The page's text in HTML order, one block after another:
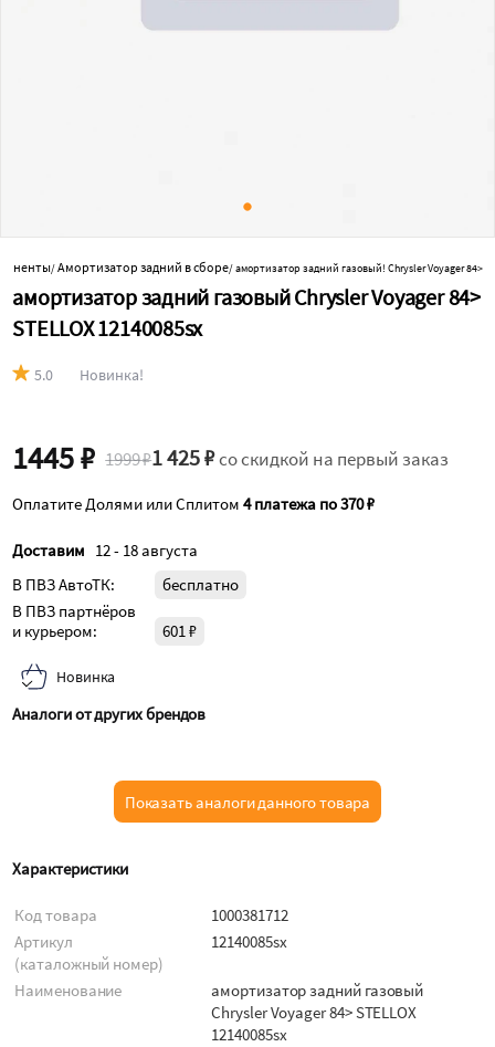
/Амортизатор задний в сборе/амортизатор задний газовый! Chrysler Voyager 84>
амортизатор задний газовый Chrysler Voyager 84>
STELLOX 12140085sx
5.0 Новинка!
1445 ₽ 1999 ₽1 425 ₽со скидкой на первый заказ
Оплатите Долями или Сплитом4 платежа по 370 ₽
Доставим 12 - 18 августа
В ПВЗ АвтоТК:
бесплатно
В ПВЗ партнёров
и курьером:
601 ₽
Новинка
Аналоги от других брендов
Показать аналоги данного товара
Характеристики
Код товара
1000381712
Артикул
(каталожный номер)
12140085sx
Наименование
амортизатор задний газовый
Chrysler Voyager 84> STELLOX
12140085sx